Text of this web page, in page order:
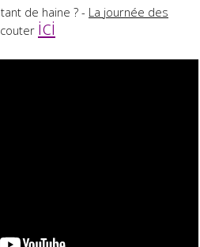
de haine ? - La journée des
ici